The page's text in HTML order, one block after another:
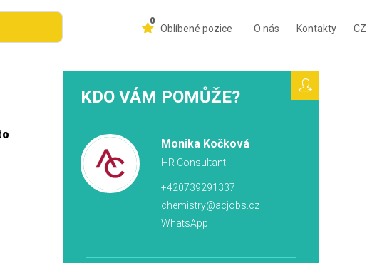
0
Oblíbené pozice O nás Kontakty CZ
KDO VÁM POMŮŽE?
Monika Kočková
HR Consultant
+420739291337
chemistry@acjobs.cz
WhatsApp